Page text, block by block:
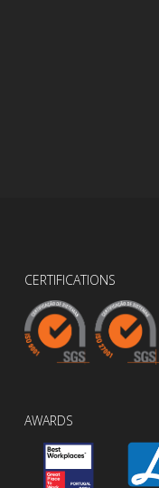
CERTIFICATIONS
AWARDS